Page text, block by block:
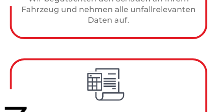
Fahrzeug und nehmen alle unfallrelevanten
Daten auf.